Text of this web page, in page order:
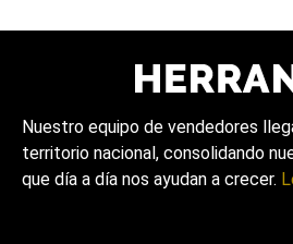
Nuestro equipo de vendedores
territorio nacional, consolidando
que día a día nos ayudan a crecer.